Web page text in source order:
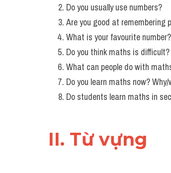
Do you usually use numbers?
Are you good at remembering
What is your favourite number?
Do you think maths is difficult?
What can people do with
Do you learn maths now?
Do students learn maths in
II. Từ vựng